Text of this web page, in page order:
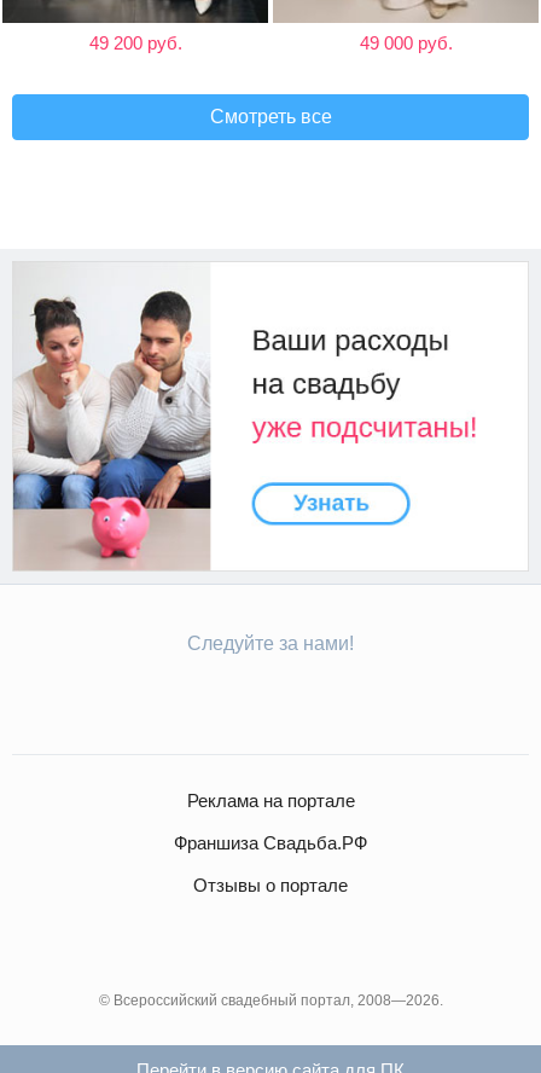
49 200 руб. 49 000 руб.
Смотреть все
Следуйте за нами!
Реклама на портале
Франшиза Свадьба.РФ
Отзывы о портале
© Всероссийский свадебный портал, 2008—2026.